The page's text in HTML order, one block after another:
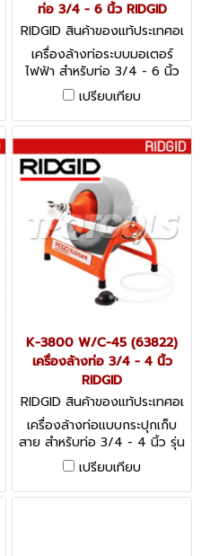
ท่อ 3/4 - 6 นิ้ว RIDGID
RIDGID สินค้าของแท้ประเทศอเ
มริกา K-60SP (66512)
เครื่องล้างท่อระบบมอเตอร์
ไฟฟ้า สำหรับท่อ 3/4 - 6 นิ้ว
รุ่น K-60SP (66512)
เปรียบเทียบ
K-3800 W/C-45 (63822)
เครื่องล้างท่อ 3/4 - 4 นิ้ว
RIDGID
RIDGID สินค้าของแท้ประเทศอเ
มริกา K-3800 W/C-45 (638
22)
เครื่องล้างท่อแบบกระปุกเก็บ
สาย สำหรับท่อ 3/4 - 4 นิ้ว รุ่น
K-3800 W/C-45 (63822)
เปรียบเทียบ